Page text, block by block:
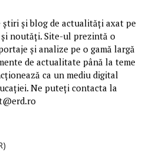
și blog de actualități axat pe
noutăți. Site-ul prezintă o
și analize pe o gamă largă
de actualitate până la teme
ca un mediu digital
Ne puteți contacta la